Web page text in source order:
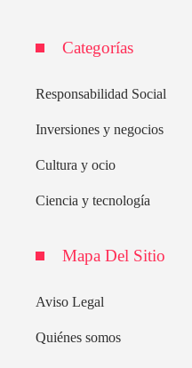
Categorías
Responsabilidad Social
Inversiones y negocios
Cultura y ocio
Ciencia y tecnología
Mapa Del Sitio
Aviso Legal
Quiénes somos